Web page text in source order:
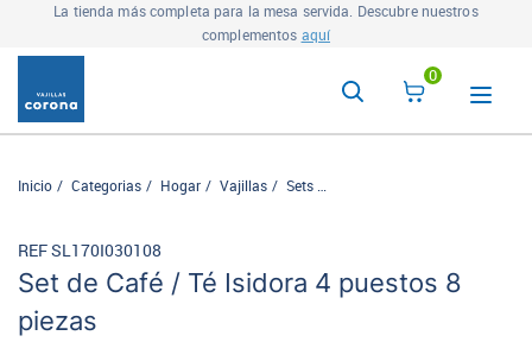
La tienda más completa para la mesa servida. Descubre nuestros
complementos aquí
0
Inicio Categorias Hogar Vajillas Sets
Set de Café / Té Isidora 4 puestos 8
piezas
REF SL170I030108